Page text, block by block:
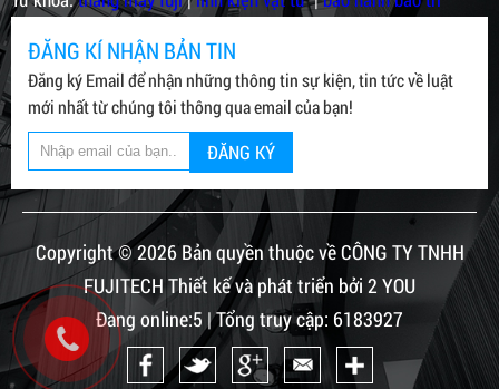
ĐĂNG KÍ NHẬN BẢN TIN
Đăng ký Email để nhận những thông tin sự kiện, tin tức về luật
mới nhất từ chúng tôi thông qua email của bạn!
ĐĂNG KÝ
Copyright © 2026 Bản quyền thuộc về CÔNG TY TNHH
FUJITECH Thiết kế và phát triển bởi 2 YOU
Đang online:5 | Tổng truy cập: 6183927